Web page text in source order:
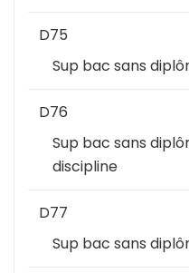
D75
Sup bac sans
D76
Sup bac sans
discipline
D77
Sup bac sans